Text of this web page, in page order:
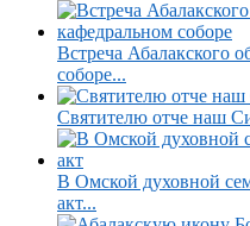
Встреча Абалакского
соборе...
Святителю отче наш
В Омской духовной
акт...